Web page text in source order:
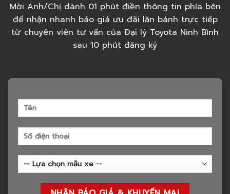
Mời Anh/Chị dành 01 phút điền thông tin phía bên
để nhận nhanh báo giá ưu đãi lăn bánh trực tiếp
từ chuyên viên tư vấn của Đại lý Toyota Ninh Bình
sau 10 phút đăng ký